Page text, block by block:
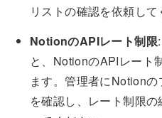
リストの確認を依頼して
NotionのAPIレート制限
と、NotionのAPIレート
ます。管理者にNotion
を確認し、レート制限